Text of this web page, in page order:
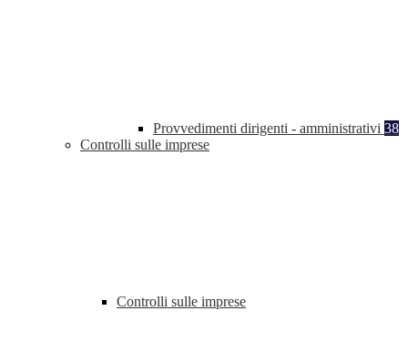
Provvedimenti dirigenti - amministrativi 38
Controlli sulle imprese
Controlli sulle imprese